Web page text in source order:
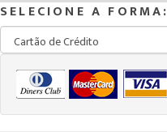
SELECIONE A FORMA: